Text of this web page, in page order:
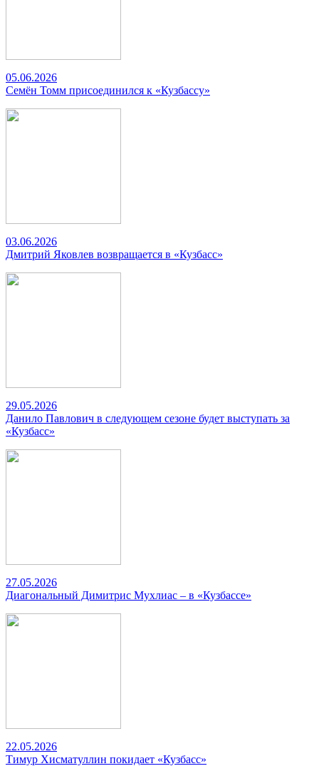
05.06.2026
Семён Томм присоединился к «Кузбассу»
03.06.2026
Дмитрий Яковлев возвращается в «Кузбасс»
29.05.2026
Данило Павлович в следующем сезоне будет выступать за
«Кузбасс»
27.05.2026
Диагональный Димитрис Мухлиас – в «Кузбассе»
22.05.2026
Тимур Хисматуллин покидает «Кузбасс»